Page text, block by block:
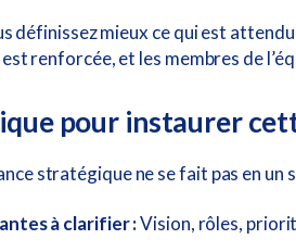
définissez mieux ce qui est
renforcée, et les membres de
pour instaurer
stratégique ne se fait pas en un
à clarifier :Vision, rôles,